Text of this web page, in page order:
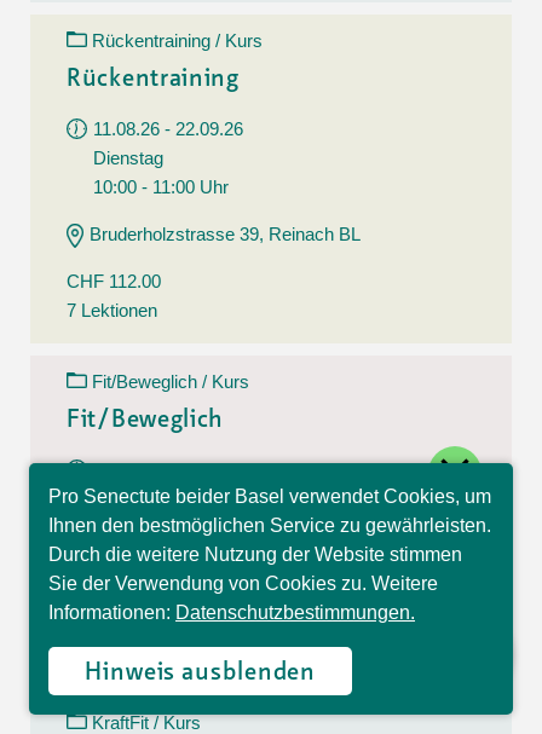
Rückentraining / Kurs
Rückentraining
11.08.26 - 22.09.26
Dienstag
10:00 - 11:00 Uhr
Bruderholzstrasse 39, Reinach BL
CHF 112.00
7 Lektionen
Fit/Beweglich / Kurs
Fit/Beweglich
11.08.26 - 22.09.26
Dienstag
10:30 - 11:30 Uhr
Belchenstrasse 15, Basel
CHF 112.00
7 Lektionen
KraftFit / Kurs
Pro Senectute beider Basel verwendet Cookies, um
Ihnen den bestmöglichen Service zu gewährleisten.
Durch die weitere Nutzung der Website stimmen
Sie der Verwendung von Cookies zu. Weitere
Informationen: Datenschutzbestimmungen.
Hinweis ausblenden
Hallo, ich bin Sophia und
beantworte gerne Ihre
Fragen.
close